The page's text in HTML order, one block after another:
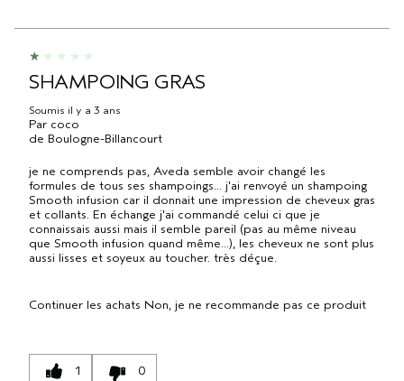
SHAMPOING GRAS
Soumis il y a 3 ans
Par coco
de Boulogne-Billancourt
je ne comprends pas, Aveda semble avoir changé les
formules de tous ses shampoings... j'ai renvoyé un shampoing
Smooth infusion car il donnait une impression de cheveux gras
et collants. En échange j'ai commandé celui ci que je
connaissais aussi mais il semble pareil (pas au même niveau
que Smooth infusion quand même...), les cheveux ne sont plus
aussi lisses et soyeux au toucher. très déçue.
Continuer les achats Non, je ne recommande pas ce produit
1 0